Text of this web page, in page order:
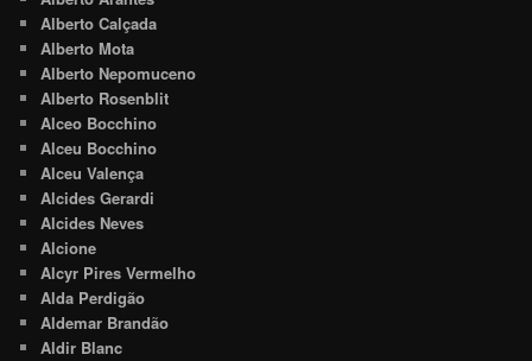
Alberto Calçada
Alberto Mota
Alberto Nepomuceno
Alberto Rosenblit
Alceo Bocchino
Alceu Bocchino
Alceu Valença
Alcides Gerardi
Alcides Neves
Alcione
Alcyr Pires Vermelho
Alda Perdigão
Aldemar Brandão
Aldir Blanc